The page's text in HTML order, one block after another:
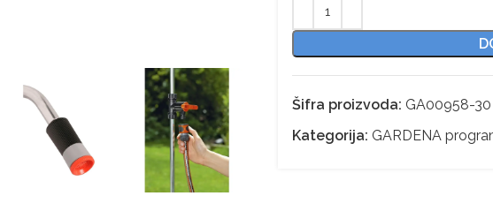
Šifra proizvoda: GA00958-30
Kategorija: GARDENA